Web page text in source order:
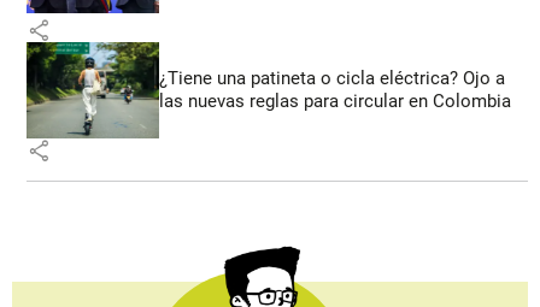
share
¿Tiene una patineta o cicla eléctrica? Ojo a
las nuevas reglas para circular en Colombia
share